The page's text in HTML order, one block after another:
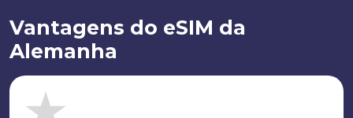
Vantagens do eSIM da
Alemanha